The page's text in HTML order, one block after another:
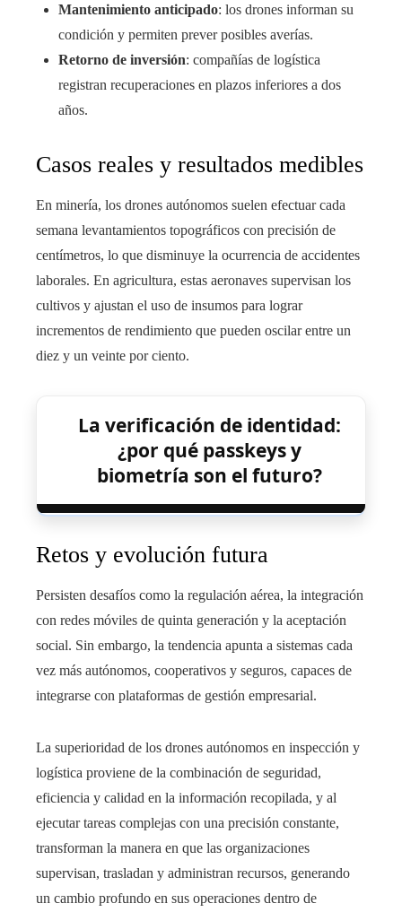
Mantenimiento anticipado: los drones informan su
condición y permiten prever posibles averías.
Retorno de inversión: compañías de logística
registran recuperaciones en plazos inferiores a dos
años.
Casos reales y resultados medibles
En minería, los drones autónomos suelen efectuar cada
semana levantamientos topográficos con precisión de
centímetros, lo que disminuye la ocurrencia de accidentes
laborales. En agricultura, estas aeronaves supervisan los
cultivos y ajustan el uso de insumos para lograr
incrementos de rendimiento que pueden oscilar entre un
diez y un veinte por ciento.
La verificación de identidad:
¿por qué passkeys y
biometría son el futuro?
Retos y evolución futura
Persisten desafíos como la regulación aérea, la integración
con redes móviles de quinta generación y la aceptación
social. Sin embargo, la tendencia apunta a sistemas cada
vez más autónomos, cooperativos y seguros, capaces de
integrarse con plataformas de gestión empresarial.
La superioridad de los drones autónomos en inspección y
logística proviene de la combinación de seguridad,
eficiencia y calidad en la información recopilada, y al
ejecutar tareas complejas con una precisión constante,
transforman la manera en que las organizaciones
supervisan, trasladan y administran recursos, generando
un cambio profundo en sus operaciones dentro de